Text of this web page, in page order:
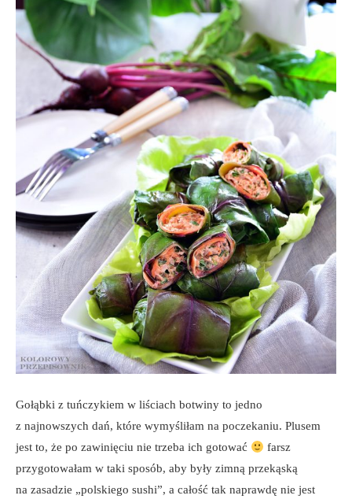
Gołąbki z tuńczykiem w liściach botwiny to jedno
z najnowszych dań, które wymyśliłam na poczekaniu. Plusem
jest to, że po zawinięciu nie trzeba ich gotować
farsz
przygotowałam w taki sposób, aby były zimną przekąską
na zasadzie „polskiego sushi”, a całość tak naprawdę nie jest